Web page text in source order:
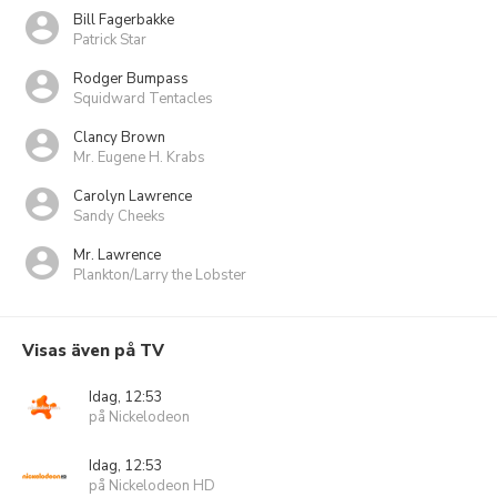
Bill Fagerbakke
Patrick Star
Rodger Bumpass
Squidward Tentacles
Clancy Brown
Mr. Eugene H. Krabs
Carolyn Lawrence
Sandy Cheeks
Mr. Lawrence
Plankton/Larry the Lobster
Visas även på TV
Idag, 12:53
på Nickelodeon
Idag, 12:53
på Nickelodeon HD